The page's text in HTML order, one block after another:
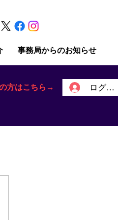
事務局からのお知らせ
方はこちら→ ログイ